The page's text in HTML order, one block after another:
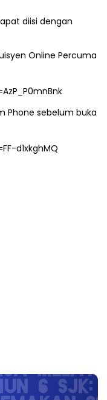
diisi dengan
Online Percuma
Phone sebelum buka
d1xkghMQ